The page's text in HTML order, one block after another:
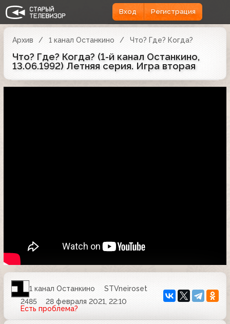
Вход Регистрация
Архив 1 канал Останкино Что? Где? Когда?
Что? Где? Когда? (1-й канал Останкино,
13.06.1992) Летняя серия. Игра вторая
1 канал Останкино
STVneiroset
2485
28 февраля 2021, 22:10
Есть проблема?